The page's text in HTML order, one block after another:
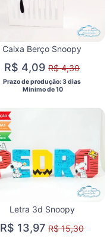
Caixa Berço Snoopy
R$ 4,09R$ 4,30
Prazo de produção: 3 dias
  Mínimo de 10
Letra 3d Snoopy
R$ 13,97R$ 15,30